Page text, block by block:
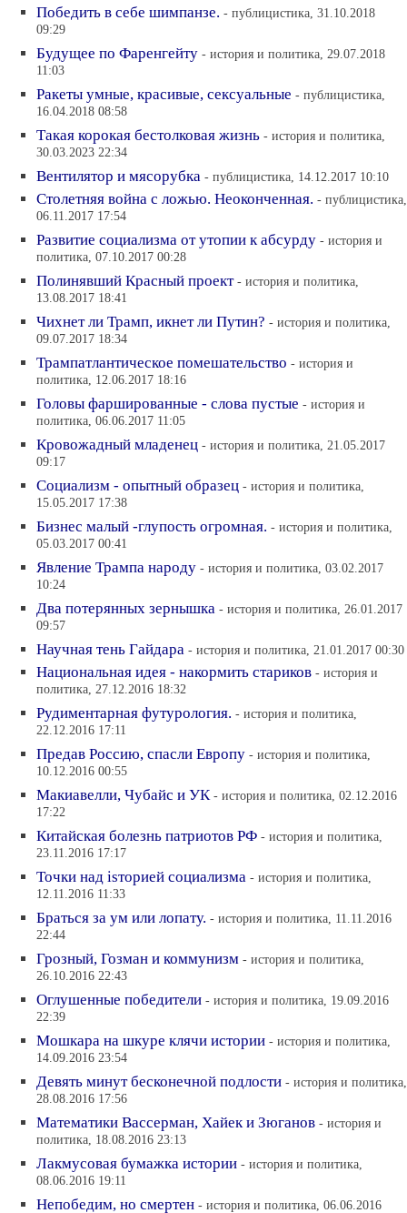
Победить в себе шимпанзе. - публицистика, 31.10.2018
09:29
Будущее по Фаренгейту - история и политика, 29.07.2018
11:03
Ракеты умные, красивые, сексуальные - публицистика,
16.04.2018 08:58
Такая корокая бестолковая жизнь - история и политика,
30.03.2023 22:34
Вентилятор и мясорубка - публицистика, 14.12.2017 10:10
Столетняя война с ложью. Неоконченная. - публицистика,
06.11.2017 17:54
Развитие социализма от утопии к абсурду - история и
политика, 07.10.2017 00:28
Полинявший Красный проект - история и политика,
13.08.2017 18:41
Чихнет ли Трамп, икнет ли Путин? - история и политика,
09.07.2017 18:34
Трампатлантическое помешательство - история и
политика, 12.06.2017 18:16
Головы фаршированные - слова пустые - история и
политика, 06.06.2017 11:05
Кровожадный младенец - история и политика, 21.05.2017
09:17
Социализм - опытный образец - история и политика,
15.05.2017 17:38
Бизнес малый -глупость огромная. - история и политика,
05.03.2017 00:41
Явление Трампа народу - история и политика, 03.02.2017
10:24
Два потерянных зернышка - история и политика, 26.01.2017
09:57
Научная тень Гайдара - история и политика, 21.01.2017 00:30
Национальная идея - накормить стариков - история и
политика, 27.12.2016 18:32
Рудиментарная футурология. - история и политика,
22.12.2016 17:11
Предав Россию, спасли Европу - история и политика,
10.12.2016 00:55
Макиавелли, Чубайс и УК - история и политика, 02.12.2016
17:22
Китайская болезнь патриотов РФ - история и политика,
23.11.2016 17:17
Точки над isторией социализма - история и политика,
12.11.2016 11:33
Браться за ум или лопату. - история и политика, 11.11.2016
22:44
Грозный, Гозман и коммунизм - история и политика,
26.10.2016 22:43
Оглушенные победители - история и политика, 19.09.2016
22:39
Мошкара на шкуре клячи истории - история и политика,
14.09.2016 23:54
Девять минут бесконечной подлости - история и политика,
28.08.2016 17:56
Математики Вассерман, Хайек и Зюганов - история и
политика, 18.08.2016 23:13
Лакмусовая бумажка истории - история и политика,
08.06.2016 19:11
Непобедим, но смертен - история и политика, 06.06.2016